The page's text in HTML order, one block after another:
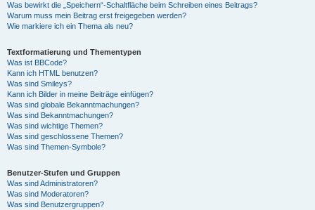
Was bewirkt die „Speichern“-Schaltfläche beim Schreiben eines Beitrags?
Warum muss mein Beitrag erst freigegeben werden?
Wie markiere ich ein Thema als neu?
Textformatierung und Thementypen
Was ist BBCode?
Kann ich HTML benutzen?
Was sind Smileys?
Kann ich Bilder in meine Beiträge einfügen?
Was sind globale Bekanntmachungen?
Was sind Bekanntmachungen?
Was sind wichtige Themen?
Was sind geschlossene Themen?
Was sind Themen-Symbole?
Benutzer-Stufen und Gruppen
Was sind Administratoren?
Was sind Moderatoren?
Was sind Benutzergruppen?